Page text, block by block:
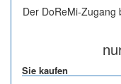
Der DoReMi-Zugang
Sie kaufen